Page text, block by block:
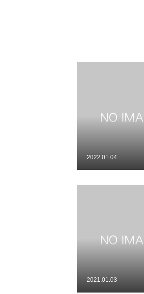
2022.01.04
2021.01.03